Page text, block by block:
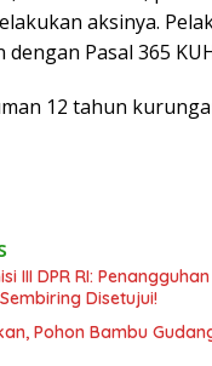
aksinya.
Pasal 365
12 tahun
III DPR RI:
Disetujui!
Pohon Bambu